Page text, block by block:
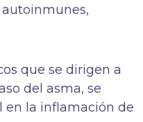
que se dirigen a
del asma, se
en la inflamación de